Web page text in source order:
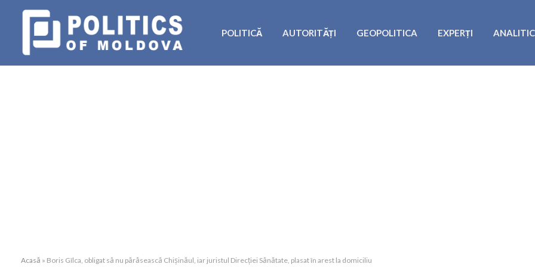
POLITICĂ AUTORITĂȚI GEOPOLITICA EXPERȚI
Acasă » Boris Gîlca, obligat să nu părăsească Chișinăul, iar juristul Direcției Sănătate, plasat în arest la domiciliu